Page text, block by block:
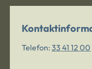
Telefon: 33 41 12 00